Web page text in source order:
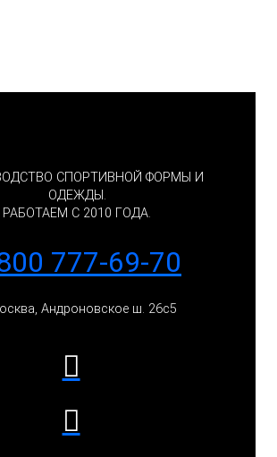
СПОРТИВНОЙ ФОРМЫ И
ОДЕЖДЫ.
РАБОТАЕМ С 2010 ГОДА.
777-69-70
Андроновское ш. 26с5